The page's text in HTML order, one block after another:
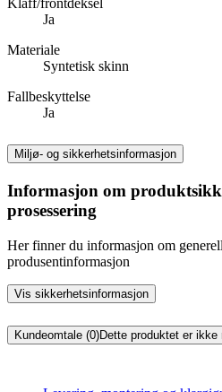
Klaff/frontdeksel
Ja
Materiale
Syntetisk skinn
Fallbeskyttelse
Ja
Miljø- og sikkerhetsinformasjon
Informasjon om
prosessering
Her finner du informasjon om
produsentinformasjon
Vis sikkerhetsinformasjon
Kundeomtale (0)Dette produktet er ikke